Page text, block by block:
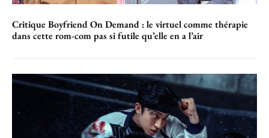
Critique Boyfriend On Demand : le virtuel comme thérapie
dans cette rom-com pas si futile qu’elle en a l’air